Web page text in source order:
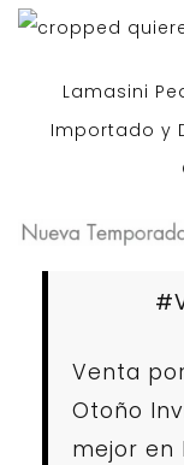
Lamasini
Importado y
Venta
Otoño
mejor en